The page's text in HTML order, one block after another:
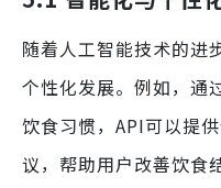
随着人工智能技术的进
个性化发展。例如，通
饮食习惯，API可以提
议，帮助用户改善饮食